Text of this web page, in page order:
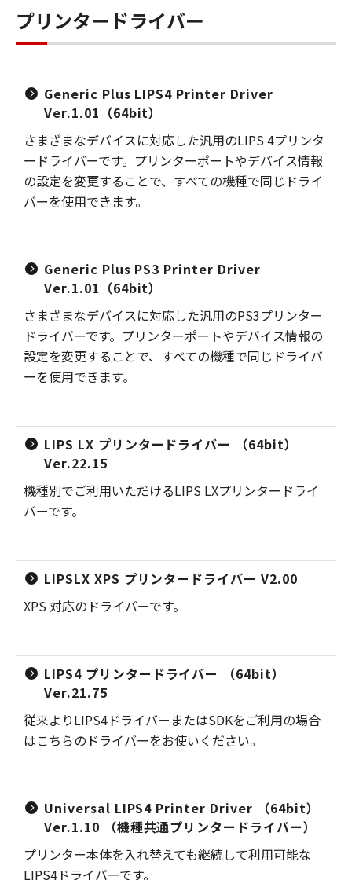
プリンタードライバー
Generic Plus LIPS4 Printer Driver
Ver.1.01（64bit）
さまざまなデバイスに対応した汎用のLIPS 4プリンタ
ードライバーです。プリンターポートやデバイス情報
の設定を変更することで、すべての機種で同じドライ
バーを使用できます。
Generic Plus PS3 Printer Driver
Ver.1.01（64bit）
さまざまなデバイスに対応した汎用のPS3プリンター
ドライバーです。プリンターポートやデバイス情報の
設定を変更することで、すべての機種で同じドライバ
ーを使用できます。
LIPS LX プリンタードライバー （64bit）
Ver.22.15
機種別でご利用いただけるLIPS LXプリンタードライ
バーです。
LIPSLX XPS プリンタードライバー V2.00
XPS 対応のドライバーです。
LIPS4 プリンタードライバー （64bit）
Ver.21.75
従来よりLIPS4ドライバーまたはSDKをご利用の場合
はこちらのドライバーをお使いください。
Universal LIPS4 Printer Driver （64bit）
Ver.1.10 （機種共通プリンタードライバー）
プリンター本体を入れ替えても継続して利用可能な
LIPS4ドライバーです。